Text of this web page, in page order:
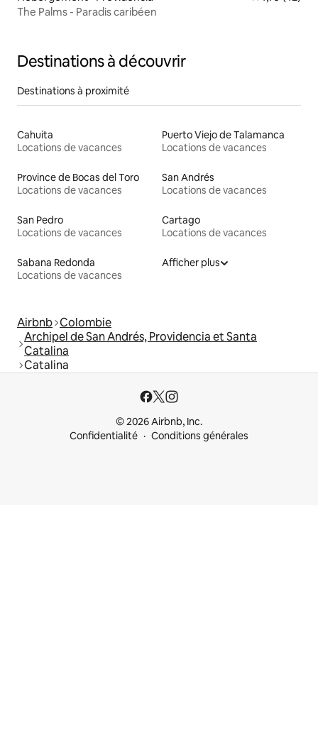
The Palms - Paradis caribéen
Destinations à découvrir
Destinations à proximité
Cahuita
Locations de vacances
Puerto Viejo de Talamanca
Locations de vacances
Province de Bocas del Toro
Locations de vacances
San Andrés
Locations de vacances
San Pedro
Locations de vacances
Cartago
Locations de vacances
Sabana Redonda
Locations de vacances
Afficher plus
Airbnb Colombie
Archipel de San Andrés, Providencia et Santa
Catalina
Catalina
© 2026 Airbnb, Inc.
Confidentialité
Conditions générales